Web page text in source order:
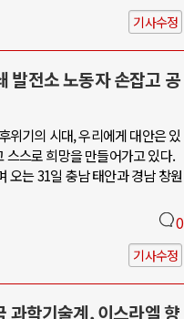
기사수정
발전소 노동자 손잡고 공
위기의 시대, 우리에게 대안은 있
스스로 희망을 만들어가고 있다.
오는 31일 충남 태안과 경남 창원
0
기사수정
학기술계, 이스라엘 향